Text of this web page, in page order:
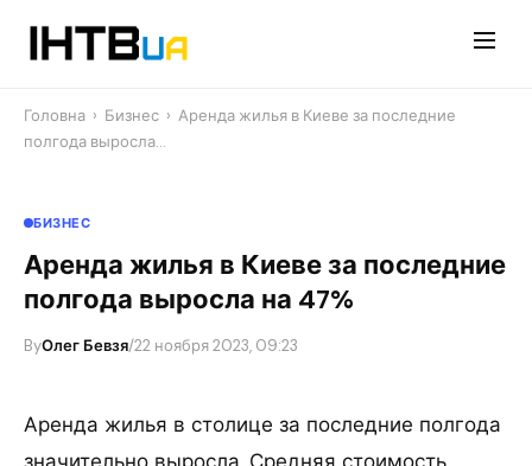
Головна › Бизнес › Аренда жилья в Киеве за последние
полгода выросла…
БИЗНЕС
Аренда жилья в Киеве за последние
полгода выросла на 47%
ByОлег Бевзя/22 ноября 2023, 09:23
Аренда жилья в столице за последние полгода